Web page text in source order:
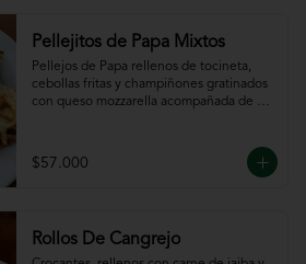
Pellejitos de Papa Mixtos
Pellejos de Papa rellenos de tocineta,
cebollas fritas y champiñones gratinados
con queso mozzarella acompañada de
$57.000
Rollos De Cangrejo